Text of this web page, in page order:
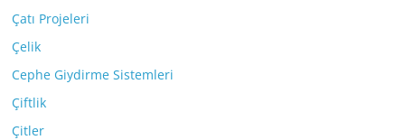
Çatı Projeleri
Çelik
Cephe Giydirme Sistemleri
Çiftlik
Çitler